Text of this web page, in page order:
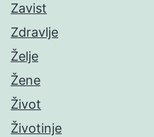
Zavist
Zdravlje
Želje
Žene
Život
Životinje